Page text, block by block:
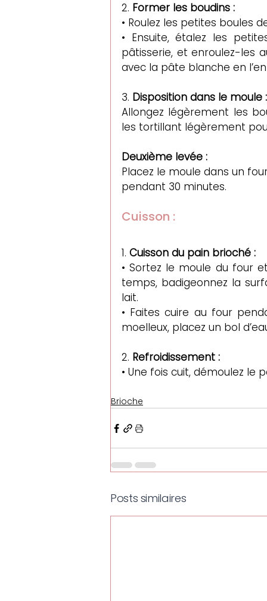
2. Former les boudins :
• Roulez les petites boules
• Ensuite, étalez les
pâtisserie, et enroulez-les
avec la pâte blanche en
3. Disposition dans le moule :
Allongez légèrement les
les tortillant légèrement
Deuxième levée :
Placez le moule dans un
pendant 30 minutes.
Cuisson :
1. Cuisson du pain brioché :
• Sortez le moule du four
temps, badigeonnez la
lait.
• Faites cuire au four
moelleux, placez un bol
2. Refroidissement :
• Une fois cuit, démoulez le
Brioche
Posts similaires